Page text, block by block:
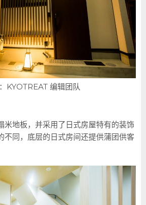
KYOTREAT 编辑团队
米地板，并采用了日式房屋特有的装饰
不同，底层的日式房间还提供蒲团供客